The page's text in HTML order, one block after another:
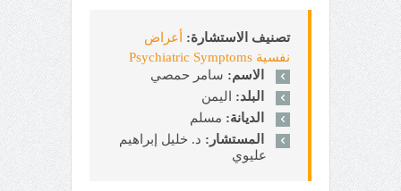
تصنيف الاستشارة: أعراض
نفسية Psychiatric Symptoms
الاسم: سامر حمصي
البلد: اليمن
الديانة: مسلم
المستشار: د. خليل إبراهيم
عليوي